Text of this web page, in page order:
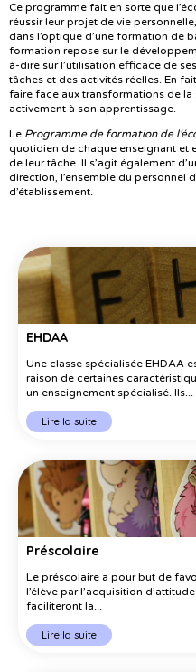
Ce programme fait en sorte que
réussir leur projet de vie
dans l’optique d’une formation de
formation repose sur le
à-dire sur l’utilisation efficace de
tâches et des activités réelles. En
faire face aux transformations de la
activement à son apprentissage.
Le Programme de formation de
quotidien de chaque enseignant et
de leur tâche. Il s’agit également
direction, l’ensemble du personnel
d’établissement.
EHDAA
Une classe spécialisée EHDAA
raison de certaines
un enseignement spécialisé. Ils...
Lire la suite
Préscolaire
Le préscolaire a pour but de
l’élève par l’acquisition
faciliteront la...
Lire la suite